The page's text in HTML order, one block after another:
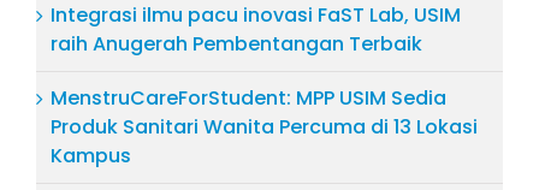
Integrasi ilmu pacu inovasi FaST Lab, USIM
raih Anugerah Pembentangan Terbaik
MenstruCareForStudent: MPP USIM Sedia
Produk Sanitari Wanita Percuma di 13 Lokasi
Kampus